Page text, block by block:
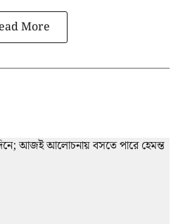
More